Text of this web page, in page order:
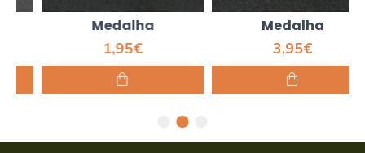
Medalha
1,95€
Medalha
3,95€